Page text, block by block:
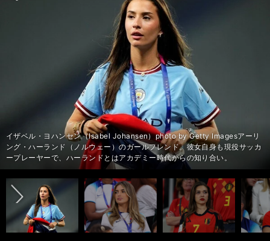
イザベル・ヨハンセン（Isabel Johansen）photo by Getty Imagesアーリ
ング・ハーランド（ノルウェー）のガールフレンド。彼女自身も現役サッカ
ープレーヤーで、ハーランドとはアカデミー時代からの知り合い。
前へ